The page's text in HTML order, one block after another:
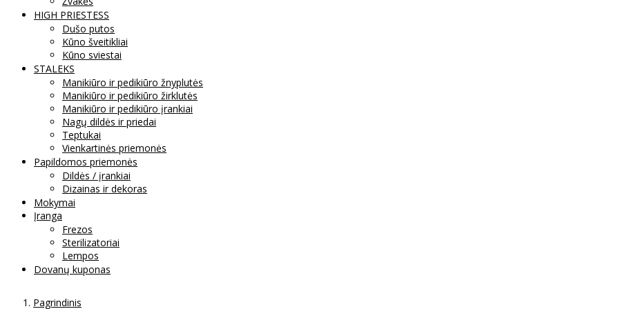
HIGH PRIESTESS
Dušo putos
Kūno šveitikliai
Kūno sviestai
STALEKS
Manikiūro ir pedikiūro žnyplutės
Manikiūro ir pedikiūro žirklutės
Manikiūro ir pedikiūro įrankiai
Nagų dildės ir priedai
Teptukai
Vienkartinės priemonės
Papildomos priemonės
Dildės / įrankiai
Dizainas ir dekoras
Mokymai
Įranga
Frezos
Sterilizatoriai
Lempos
Dovanų kuponas
Pagrindinis